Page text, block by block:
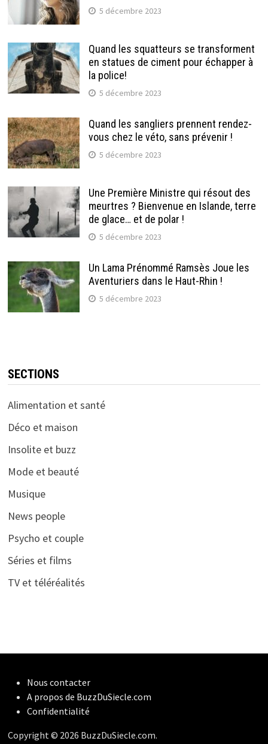
5 décembre 2023
Quand les squatteurs se transforment
en statues de ciment pour échapper à
la police!
5 décembre 2023
Quand les sangliers prennent rendez-
vous chez le véto, sans prévenir !
5 décembre 2023
Une Première Ministre qui résout des
meurtres ? Bienvenue en Islande, terre
de glace… et de polar !
5 décembre 2023
Un Lama Prénommé Ramsès Joue les
Aventuriers dans le Haut-Rhin !
5 décembre 2023
SECTIONS
Alimentation et santé
Déco et maison
Insolite et buzz
Mode et beauté
Musique
News people
Psycho et couple
Séries et films
TV et téléréalités
Nous contacter
A propos de BuzzDuSiecle.com
Confidentialité
Copyright © 2026 BuzzDuSiecle.com.